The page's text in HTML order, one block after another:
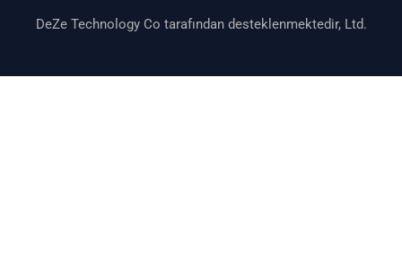
DeZe Technology Co tarafından desteklenmektedir, Ltd.